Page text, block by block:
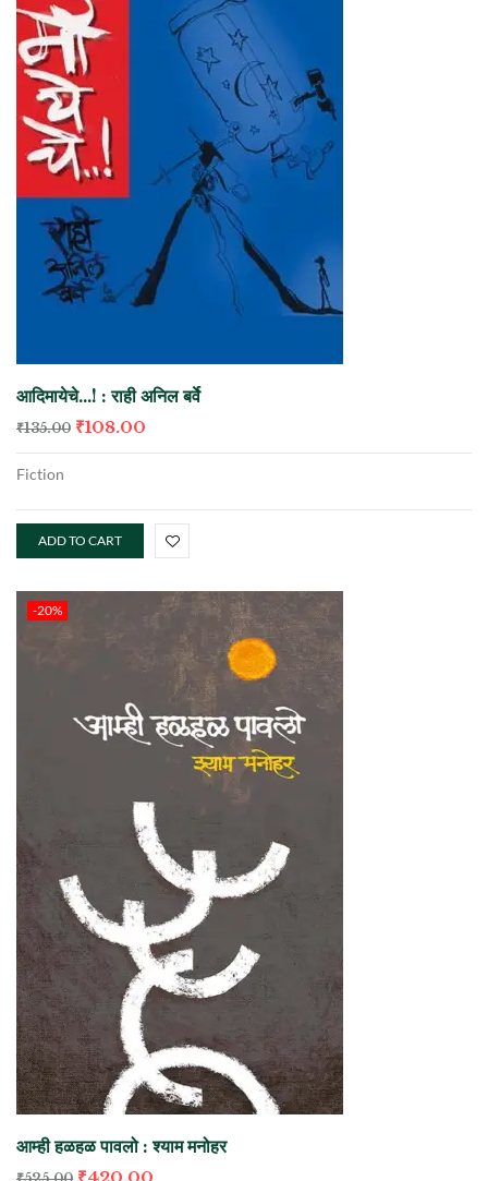
आदिमायेचे…! : राही अनिल बर्वे
₹135.00 ₹108.00
Fiction
ADD TO CART
-20%
आम्ही हळहळ पावलो : श्याम मनोहर
₹420.00